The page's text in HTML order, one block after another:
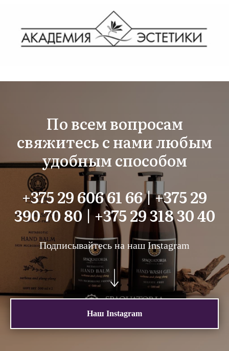
По всем вопросам
свяжитесь с нами любым
удобным способом
+375 29 606 61 66 | +375 29
390 70 80 | +375 29 318 30 40
Подписывайтесь на наш Instagram
Наш Instagram